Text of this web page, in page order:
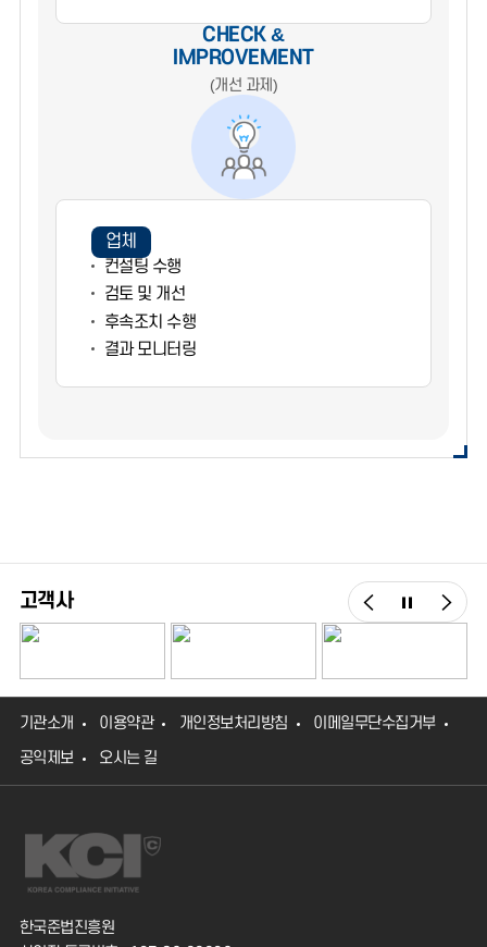
CHECK &
IMPROVEMENT
(개선 과제)
업체
컨설팅 수행
검토 및 개선
후속조치 수행
결과 모니터링
고객사
기관소개 이용약관 개인정보처리방침
이메일무단수집거부
공익제보
오시는 길
한국준법진흥원